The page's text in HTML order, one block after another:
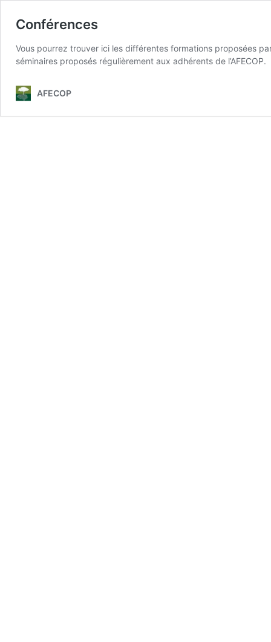
Conférences
Vous pourrez trouver ici les différentes formations proposées
séminaires proposés régulièrement aux adhérents de l’AFECOP.
AFECOP